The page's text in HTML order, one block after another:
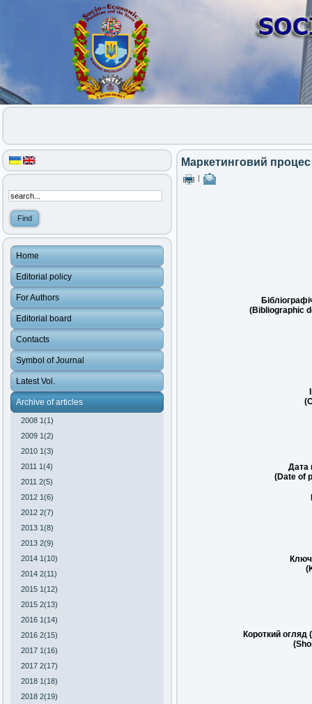
Home
Editorial policy
For Authors
Editorial board
Contacts
Symbol of Journal
Latest Vol.
Archive of articles
2008 1(1)
2009 1(2)
2010 1(3)
2011 1(4)
2011 2(5)
2012 1(6)
2012 2(7)
2013 1(8)
2013 2(9)
2014 1(10)
2014 2(11)
2015 1(12)
2015 2(13)
2016 1(14)
2016 2(15)
2017 1(16)
2017 2(17)
2018 1(18)
2018 2(19)
Маркетинговий процес
(Bibliographic
Дата
(Date of
Короткий огляд